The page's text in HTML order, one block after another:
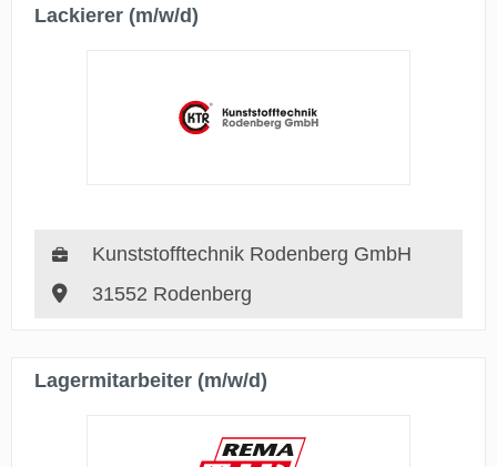
Lackierer (m/w/d)
Kunststofftechnik Rodenberg GmbH
31552 Rodenberg
Lagermitarbeiter (m/w/d)